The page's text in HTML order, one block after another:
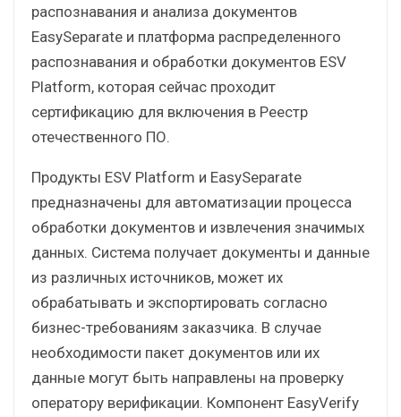
распознавания и анализа документов
EasySeparate и платформа распределенного
распознавания и обработки документов ESV
Platform, которая сейчас проходит
сертификацию для включения в Реестр
отечественного ПО.
Продукты ESV Platform и EasySeparate
предназначены для автоматизации процесса
обработки документов и извлечения значимых
данных. Система получает документы и данные
из различных источников, может их
обрабатывать и экспортировать согласно
бизнес-требованиям заказчика. В случае
необходимости пакет документов или их
данные могут быть направлены на проверку
оператору верификации. Компонент EasyVerify